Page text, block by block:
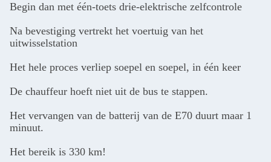
Begin dan met één-toets drie-elektrische zelfcontrole
Na bevestiging vertrekt het voertuig van het
uitwisselstation
Het hele proces verliep soepel en soepel, in één keer
De chauffeur hoeft niet uit de bus te stappen.
Het vervangen van de batterij van de E70 duurt maar 1
minuut.
Het bereik is 330 km!